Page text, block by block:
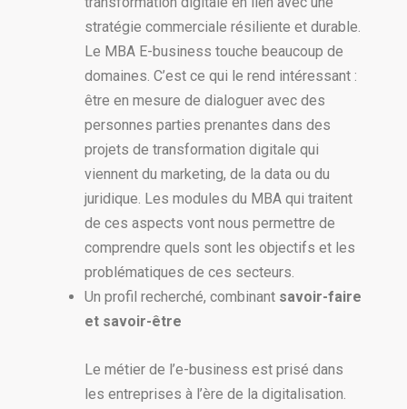
stratégie commerciale résiliente et durable.
Le MBA E-business touche beaucoup de
domaines. C’est ce qui le rend intéressant :
être en mesure de dialoguer avec des
personnes parties prenantes dans des
projets de transformation digitale qui
viennent du marketing, de la data ou du
juridique. Les modules du MBA qui traitent
de ces aspects vont nous permettre de
comprendre quels sont les objectifs et les
problématiques de ces secteurs.
Un profil recherché, combinant savoir-faire
et savoir-être
Le métier de l’e-business est prisé dans
les entreprises à l’ère de la digitalisation.